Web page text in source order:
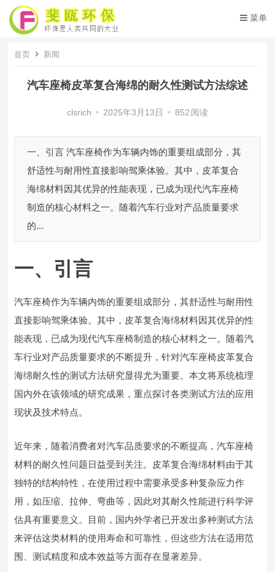
菜单
首页 新闻
汽车座椅皮革复合海绵的耐久性测试方法综述
clsrich • 2025年3月13日 • 852 阅读
一、引言 汽车座椅作为车辆内饰的重要组成部分，其
舒适性与耐用性直接影响驾乘体验。其中，皮革复合
海绵材料因其优异的性能表现，已成为现代汽车座椅
制造的核心材料之一。随着汽车行业对产品质量要求
的...
一、引言
汽车座椅作为车辆内饰的重要组成部分，其舒适性与耐用性
直接影响驾乘体验。其中，皮革复合海绵材料因其优异的性
能表现，已成为现代汽车座椅制造的核心材料之一。随着汽
车行业对产品质量要求的不断提升，针对汽车座椅皮革复合
海绵耐久性的测试方法研究显得尤为重要。本文将系统梳理
国内外在该领域的研究成果，重点探讨各类测试方法的应用
现状及技术特点。
近年来，随着消费者对汽车品质要求的不断提高，汽车座椅
材料的耐久性问题日益受到关注。皮革复合海绵材料由于其
独特的结构特性，在使用过程中需要承受多种复杂应力作
用，如压缩、拉伸、弯曲等，因此对其耐久性能进行科学评
估具有重要意义。目前，国内外学者已开发出多种测试方法
来评估这类材料的使用寿命和可靠性，但这些方法在适用范
围、测试精度和成本效益等方面存在显著差异。